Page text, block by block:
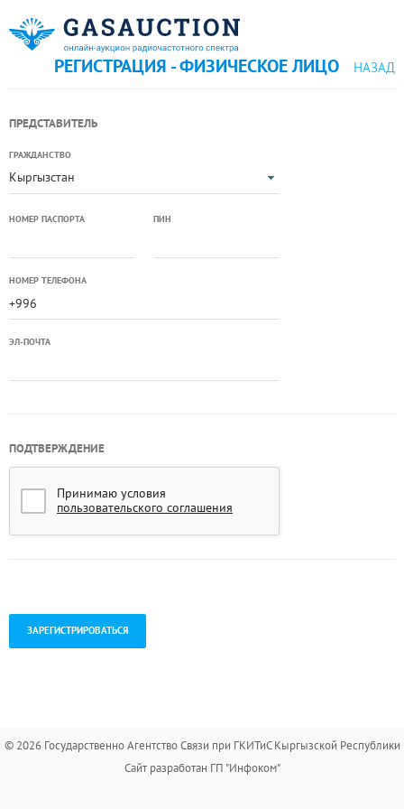
РЕГИСТРАЦИЯ - ФИЗИЧЕСКОЕ ЛИЦО НАЗАД
ПРЕДСТАВИТЕЛЬ
ГРАЖДАНСТВО
Кыргызстан
НОМЕР ПАСПОРТА ПИН
НОМЕР ТЕЛЕФОНА
ЭЛ-ПОЧТА
ПОДТВЕРЖДЕНИЕ
Принимаю условия
пользовательского соглашения
© 2026 Государственно Агентство Связи при ГКИТиС Кыргызской Республики
Сайт разработан ГП "Инфоком"